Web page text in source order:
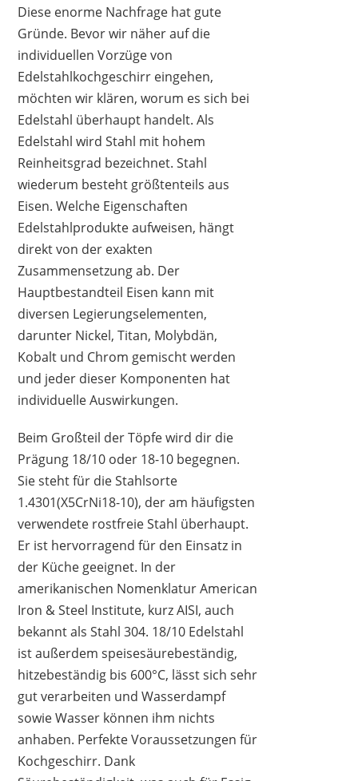
33,48 € *
GSW
19,99 €
18,82 €
WMF
59,99 € 40,30 €*
Diese enorme Nachfrage hat gute
Gründe. Bevor wir näher auf die
individuellen Vorzüge von
Edelstahlkochgeschirr eingehen,
möchten wir klären, worum es sich bei
Edelstahl überhaupt handelt. Als
Edelstahl wird Stahl mit hohem
Reinheitsgrad bezeichnet. Stahl
wiederum besteht größtenteils aus
Eisen. Welche Eigenschaften
Edelstahlprodukte aufweisen, hängt
direkt von der exakten
Zusammensetzung ab. Der
Hauptbestandteil Eisen kann mit
diversen Legierungselementen,
darunter Nickel, Titan, Molybdän,
Kobalt und Chrom gemischt werden
und jeder dieser Komponenten hat
individuelle Auswirkungen.
Beim Großteil der Töpfe wird dir die
Prägung 18/10 oder 18-10 begegnen.
Sie steht für die Stahlsorte
1.4301(X5CrNi18-10), der am häufigsten
verwendete rostfreie Stahl überhaupt.
Er ist hervorragend für den Einsatz in
der Küche geeignet. In der
amerikanischen Nomenklatur American
Iron & Steel Institute, kurz AISI, auch
bekannt als Stahl 304. 18/10 Edelstahl
ist außerdem speisesäurebeständig,
hitzebeständig bis 600°C, lässt sich sehr
gut verarbeiten und Wasserdampf
sowie Wasser können ihm nichts
anhaben. Perfekte Voraussetzungen für
Kochgeschirr. Dank